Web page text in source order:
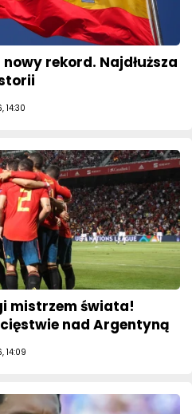
rekord. Najdłuższa
14:30
mistrzem świata!
nad Argentyną
14:09